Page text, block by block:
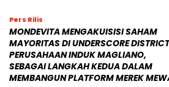
Pers Rilis
MONDEVITA MENGAKUISISI SAHAM
MAYORITAS DI UNDERSCORE
PERUSAHAAN INDUK MAGLIANO,
SEBAGAI LANGKAH KEDUA DALAM
MEMBANGUN PLATFORM MEREK